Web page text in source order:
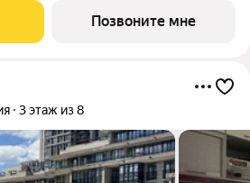
большие окна, с отделкой.
Позвоните мне
3 этаж из 8